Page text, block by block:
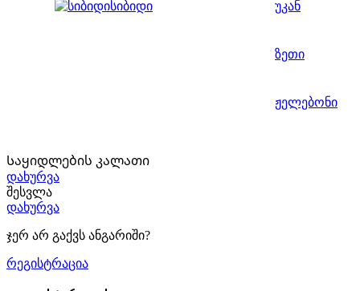
სიბიდი უკან
ზეთი
ჟელებონი
Საყიდლების კალათი
დახურვა
შესვლა
დახურვა
ჯერ არ გაქვს ანგარიში?
რეგისტრაცია